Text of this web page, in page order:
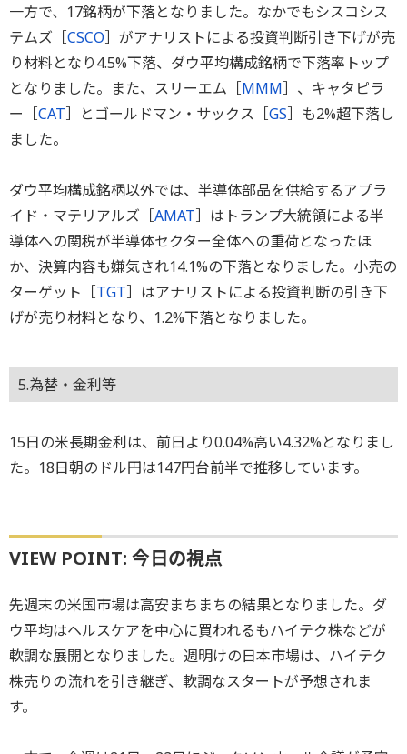
一方で、17銘柄が下落となりました。なかでもシスコシス
テムズ［CSCO］がアナリストによる投資判断引き下げが売
り材料となり4.5%下落、ダウ平均構成銘柄で下落率トップ
となりました。また、スリーエム［MMM］、キャタピラ
ー［CAT］とゴールドマン・サックス［GS］も2%超下落し
ました。
ダウ平均構成銘柄以外では、半導体部品を供給するアプラ
イド・マテリアルズ［AMAT］はトランプ大統領による半
導体への関税が半導体セクター全体への重荷となったほ
か、決算内容も嫌気され14.1%の下落となりました。小売の
ターゲット［TGT］はアナリストによる投資判断の引き下
げが売り材料となり、1.2%下落となりました。
5.為替・金利等
15日の米長期金利は、前日より0.04%高い4.32%となりまし
た。18日朝のドル円は147円台前半で推移しています。
VIEW POINT: 今日の視点
先週末の米国市場は高安まちまちの結果となりました。ダ
ウ平均はヘルスケアを中心に買われるもハイテク株などが
軟調な展開となりました。週明けの日本市場は、ハイテク
株売りの流れを引き継ぎ、軟調なスタートが予想されま
す。